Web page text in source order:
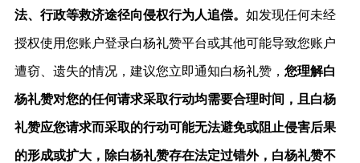
法、行政等救济途径向侵权行为人追偿。 如发现任何未经
授权使用您账户登录白杨礼赞平台或其他可能导致您账户
遭窃、遗失的情况，建议您立即通知白杨礼赞， 您理解白
杨礼赞对您的任何请求采取行动均需要合理时间，且白杨
礼赞应您请求而采取的行动可能无法避免或阻止侵害后果
的形成或扩大，除白杨礼赞存在法定过错外，白杨礼赞不